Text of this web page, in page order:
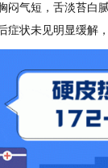
闷气短，舌淡苔白
症状未见明显缓解